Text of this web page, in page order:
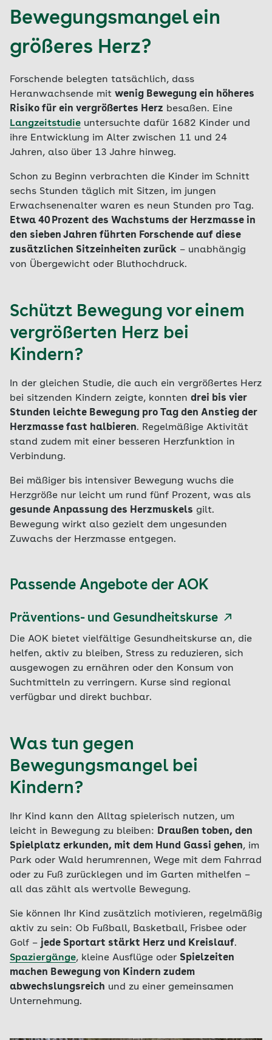
Bewegungsmangel ein
größeres Herz?
Forschende belegten tatsächlich, dass
Heranwachsende mit wenig Bewegung ein höheres
Risiko für ein vergrößertes Herz besaßen. Eine
Langzeitstudie untersuchte dafür 1682 Kinder und
ihre Entwicklung im Alter zwischen 11 und 24
Jahren, also über 13 Jahre hinweg.
Schon zu Beginn verbrachten die Kinder im Schnitt
sechs Stunden täglich mit Sitzen, im jungen
Erwachsenenalter waren es neun Stunden pro Tag.
Etwa 40 Prozent des Wachstums der Herzmasse in
den sieben Jahren führten Forschende auf diese
zusätzlichen Sitzeinheiten zurück – unabhängig
von Übergewicht oder Bluthochdruck.
Schützt Bewegung vor einem
vergrößerten Herz bei
Kindern?
In der gleichen Studie, die auch ein vergrößertes Herz
bei sitzenden Kindern zeigte, konnten drei bis vier
Stunden leichte Bewegung pro Tag den Anstieg der
Herzmasse fast halbieren. Regelmäßige Aktivität
stand zudem mit einer besseren Herzfunktion in
Verbindung.
Bei mäßiger bis intensiver Bewegung wuchs die
Herzgröße nur leicht um rund fünf Prozent, was als
gesunde Anpassung des Herzmuskels gilt.
Bewegung wirkt also gezielt dem ungesunden
Zuwachs der Herzmasse entgegen.
Passende Angebote der AOK
Präventions- und Gesundheitskurse
Die AOK bietet vielfältige Gesundheitskurse an, die
helfen, aktiv zu bleiben, Stress zu reduzieren, sich
ausgewogen zu ernähren oder den Konsum von
Suchtmitteln zu verringern. Kurse sind regional
verfügbar und direkt buchbar.
Was tun gegen
Bewegungsmangel bei
Kindern?
Ihr Kind kann den Alltag spielerisch nutzen, um
leicht in Bewegung zu bleiben: Draußen toben, den
Spielplatz erkunden, mit dem Hund Gassi gehen, im
Park oder Wald herumrennen, Wege mit dem Fahrrad
oder zu Fuß zurücklegen und im Garten mithelfen –
all das zählt als wertvolle Bewegung.
Sie können Ihr Kind zusätzlich motivieren, regelmäßig
aktiv zu sein: Ob Fußball, Basketball, Frisbee oder
Golf – jede Sportart stärkt Herz und Kreislauf.
Spaziergänge, kleine Ausflüge oder Spielzeiten
machen Bewegung von Kindern zudem
abwechslungsreich und zu einer gemeinsamen
Unternehmung.